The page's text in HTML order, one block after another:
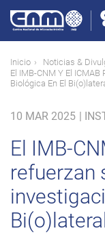
contenido
principal
Ruta
de
Inicio Noticias &
El IMB-CNM Y El
Biológica En El
10 MAR 2025 |
El IMB-
refuerzan